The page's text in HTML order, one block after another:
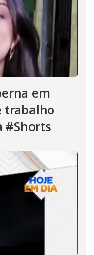
em
trabalho
#Shorts